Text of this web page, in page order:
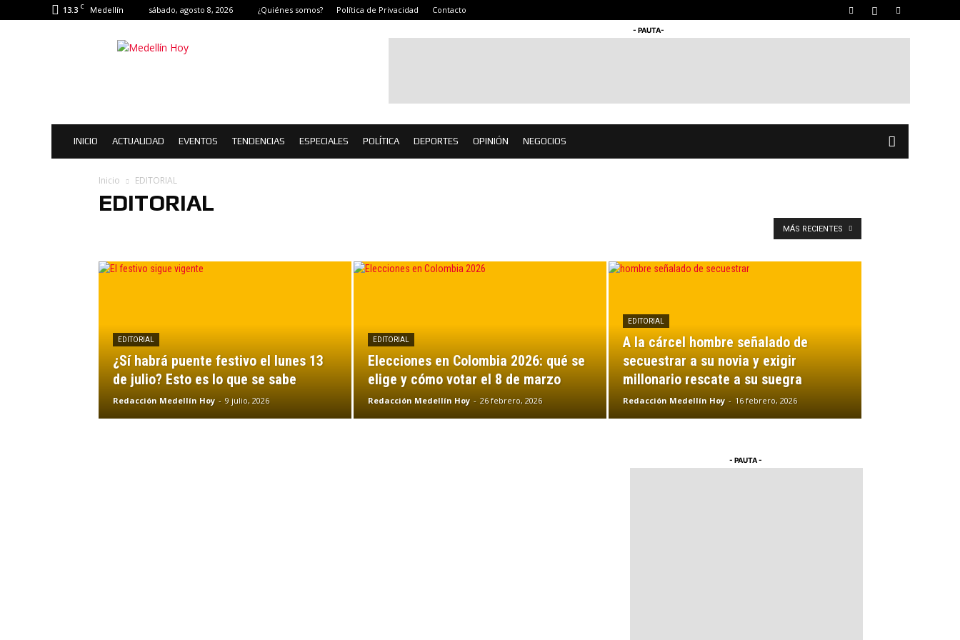
13.3 C Medellín sábado, agosto 8, 2026 ¿Quiénes somos? Política de Privacidad Contacto
Medellín
- PAUTA-
INICIO ACTUALIDAD EVENTOS TENDENCIAS ESPECIALES POLÍTICA DEPORTES OPINIÓN NEGOCIOS
Inicio EDITORIAL
EDITORIAL
MÁS RECIENTES
EDITORIAL
¿Sí habrá puente festivo el lunes 13
de julio? Esto es lo que se sabe
Redacción Medellín Hoy - 9 julio, 2026
EDITORIAL
Elecciones en Colombia 2026: qué se
elige y cómo votar el 8 de marzo
Redacción Medellín Hoy - 26 febrero, 2026
EDITORIAL
A la cárcel hombre señalado de
secuestrar a su novia y exigir
millonario rescate a su suegra
Redacción Medellín Hoy - 16 febrero, 2026
- PAUTA -